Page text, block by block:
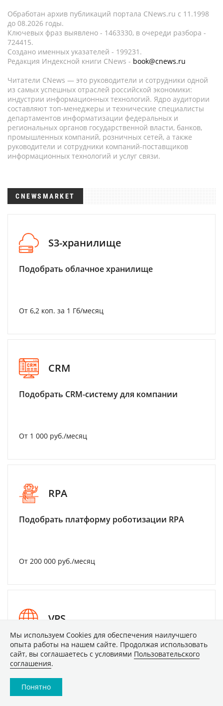
Обработан архив публикаций портала CNews.ru c 11.1998
до 08.2026 годы.
Ключевых фраз выявлено - 1463330, в очереди разбора -
724415.
Создано именных указателей - 199231.
Редакция Индексной книги CNews - book@cnews.ru
Читатели CNews — это руководители и сотрудники одной
из самых успешных отраслей российской экономики:
индустрии информационных технологий. Ядро аудитории
составляют топ-менеджеры и технические специалисты
департаментов информатизации федеральных и
региональных органов государственной власти, банков,
промышленных компаний, розничных сетей, а также
руководители и сотрудники компаний-поставщиков
информационных технологий и услуг связи.
CNEWSMARKET
S3-хранилище
Подобрать облачное хранилище
От 6,2 коп. за 1 Гб/месяц
CRM
Подобрать CRM-систему для компании
От 1 000 руб./месяц
RPA
Подобрать платформу роботизации RPA
От 200 000 руб./месяц
VPS
Подобрать виртуальный сервер
От 30 руб./месяц
Мы используем Сookies для обеспечения наилучшего
опыта работы на нашем сайте. Продолжая использовать
сайт, вы соглашаетесь с условиями Пользовательского
соглашения.
Понятно